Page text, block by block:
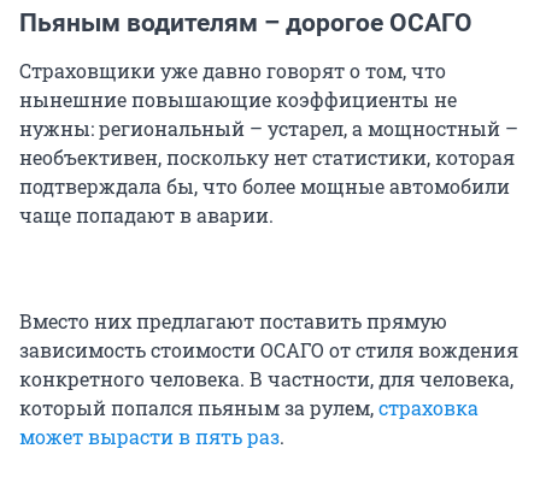
Пьяным водителям – дорогое ОСАГО
Страховщики уже давно говорят о том, что
нынешние повышающие коэффициенты не
нужны: региональный – устарел, а мощностный –
необъективен, поскольку нет статистики, которая
подтверждала бы, что более мощные автомобили
чаще попадают в аварии.
Вместо них предлагают поставить прямую
зависимость стоимости ОСАГО от стиля вождения
конкретного человека. В частности, для человека,
который попался пьяным за рулем,страховка
может вырасти в пять раз.